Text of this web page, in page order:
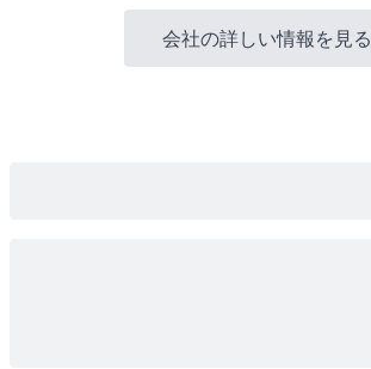
会社の詳しい情報を見る